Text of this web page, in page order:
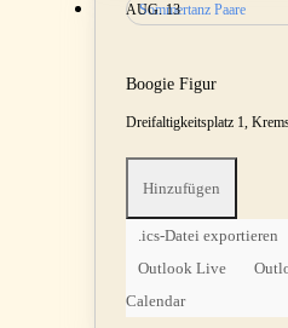
Sommertanz Paare
AUG.13
Boogie Figur
Dreifaltigkeitsplatz 1,
Hinzufügen
.ics-Datei exportieren
Outlook Live
Calendar